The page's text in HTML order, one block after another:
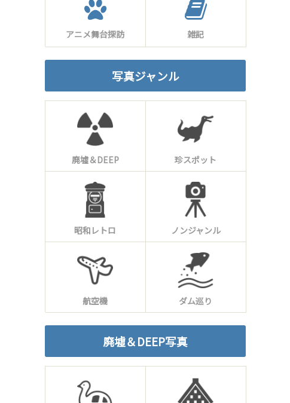
アニメ舞台探訪 雑記
写真ジャンル
廃墟＆DEEP 珍スポット
昭和レトロ ノンジャンル
航空機 ダム巡り
廃墟＆DEEP写真